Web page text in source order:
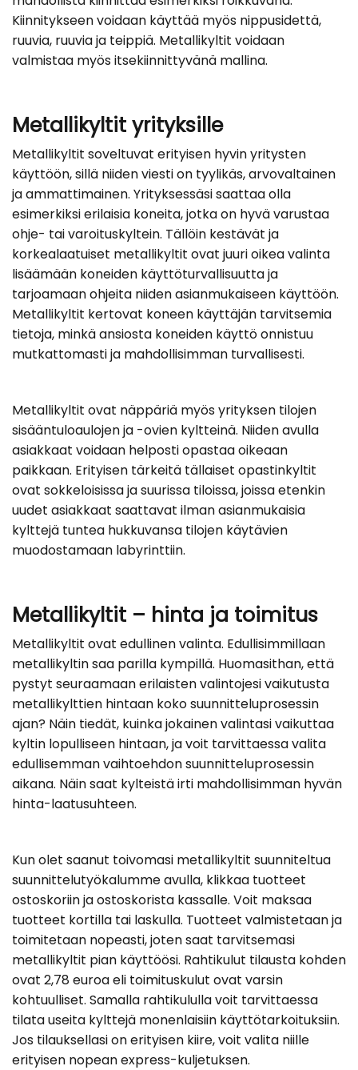
Kiinnitykseen voidaan käyttää myös nippusidettä,
ruuvia, ruuvia ja teippiä. Metallikyltit voidaan
valmistaa myös itsekiinnittyvänä mallina.
Metallikyltit yrityksille
Metallikyltit soveltuvat erityisen hyvin yritysten
käyttöön, sillä niiden viesti on tyylikäs, arvovaltainen
ja ammattimainen. Yrityksessäsi saattaa olla
esimerkiksi erilaisia koneita, jotka on hyvä varustaa
ohje- tai varoituskyltein. Tällöin kestävät ja
korkealaatuiset metallikyltit ovat juuri oikea valinta
lisäämään koneiden käyttöturvallisuutta ja
tarjoamaan ohjeita niiden asianmukaiseen käyttöön.
Metallikyltit kertovat koneen käyttäjän tarvitsemia
tietoja, minkä ansiosta koneiden käyttö onnistuu
mutkattomasti ja mahdollisimman turvallisesti.
Metallikyltit ovat näppäriä myös yrityksen tilojen
sisääntuloaulojen ja -ovien kyltteinä. Niiden avulla
asiakkaat voidaan helposti opastaa oikeaan
paikkaan. Erityisen tärkeitä tällaiset opastinkyltit
ovat sokkeloisissa ja suurissa tiloissa, joissa etenkin
uudet asiakkaat saattavat ilman asianmukaisia
kylttejä tuntea hukkuvansa tilojen käytävien
muodostamaan labyrinttiin.
Metallikyltit – hinta ja toimitus
Metallikyltit ovat edullinen valinta. Edullisimmillaan
metallikyltin saa parilla kympillä. Huomasithan, että
pystyt seuraamaan erilaisten valintojesi vaikutusta
metallikylttien hintaan koko suunnitteluprosessin
ajan? Näin tiedät, kuinka jokainen valintasi vaikuttaa
kyltin lopulliseen hintaan, ja voit tarvittaessa valita
edullisemman vaihtoehdon suunnitteluprosessin
aikana. Näin saat kylteistä irti mahdollisimman hyvän
hinta-laatusuhteen.
Kun olet saanut toivomasi metallikyltit suunniteltua
suunnittelutyökalumme avulla, klikkaa tuotteet
ostoskoriin ja ostoskorista kassalle. Voit maksaa
tuotteet kortilla tai laskulla. Tuotteet valmistetaan ja
toimitetaan nopeasti, joten saat tarvitsemasi
metallikyltit pian käyttöösi. Rahtikulut tilausta kohden
ovat 2,78 euroa eli toimituskulut ovat varsin
kohtuulliset. Samalla rahtikululla voit tarvittaessa
tilata useita kylttejä monenlaisiin käyttötarkoituksiin.
Jos tilauksellasi on erityisen kiire, voit valita niille
erityisen nopean express-kuljetuksen.